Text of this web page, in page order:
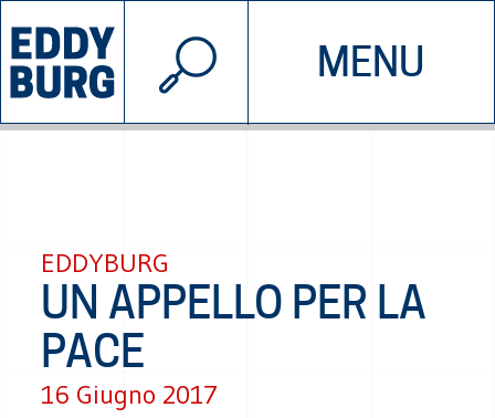
MENU
INIZIATIVE CHI SIAMO
© 2026 EDDYBURG
EDDYBURG
UN APPELLO PER LA
PACE
16 Giugno 2017